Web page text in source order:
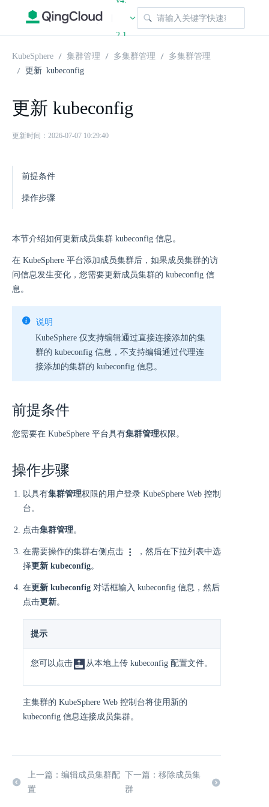
|
2.1
KubeSphere 集群管理 多集群管理
多集群管理
更新 kubeconfig
更新 kubeconfig
更新时间：2026-07-07 10:29:40
前提条件
操作步骤
本节介绍如何更新成员集群 kubeconfig 信息。
在 KubeSphere 平台添加成员集群后，如果成员集群的访
问信息发生变化，您需要更新成员集群的 kubeconfig 信
息。
说明
KubeSphere 仅支持编辑通过直接连接添加的集
群的 kubeconfig 信息，不支持编辑通过代理连
接添加的集群的 kubeconfig 信息。
前提条件
您需要在 KubeSphere 平台具有集群管理权限。
操作步骤
以具有集群管理权限的用户登录 KubeSphere Web 控制
台。
点击集群管理。
在需要操作的集群右侧点击
，然后在下拉列表中选
择更新 kubeconfig。
在更新 kubeconfig 对话框输入 kubeconfig 信息，然后
点击更新。
提示
您可以点击 从本地上传 kubeconfig 配置文件。
主集群的 KubeSphere Web 控制台将使用新的
kubeconfig 信息连接成员集群。
上一篇：编辑成员集群配
置
下一篇：移除成员集
群